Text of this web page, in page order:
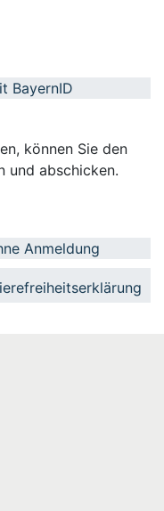
BayernID
können Sie den
und abschicken.
Anmeldung